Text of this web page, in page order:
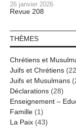
26 janvier 2026
Revue 208
THÈMES
Chrétiens et
Juifs et Chrétiens
Juifs et Musulmans
Déclarations (28)
Enseignement –
Famille (1)
La Paix (43)